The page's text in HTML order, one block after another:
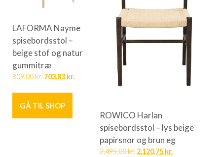
LAFORMA Nayme
spisebordsstol –
beige stof og natur
gummitræ
809,00kr. 703,83 kr.
GÅ TIL SHOP
ROWICO Harlan
spisebordsstol – lys beige
papirsnor og brun eg
2.495,00kr. 2.120,75 kr.